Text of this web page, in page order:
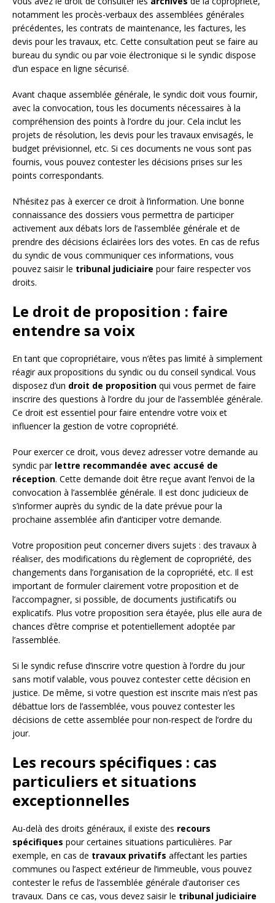
notamment les procès-verbaux des assemblées générales
précédentes, les contrats de maintenance, les factures, les
devis pour les travaux, etc. Cette consultation peut se faire au
bureau du syndic ou par voie électronique si le syndic dispose
d’un espace en ligne sécurisé.
Avant chaque assemblée générale, le syndic doit vous fournir,
avec la convocation, tous les documents nécessaires à la
compréhension des points à l’ordre du jour. Cela inclut les
projets de résolution, les devis pour les travaux envisagés, le
budget prévisionnel, etc. Si ces documents ne vous sont pas
fournis, vous pouvez contester les décisions prises sur les
points correspondants.
N’hésitez pas à exercer ce droit à l’information. Une bonne
connaissance des dossiers vous permettra de participer
activement aux débats lors de l’assemblée générale et de
prendre des décisions éclairées lors des votes. En cas de refus
du syndic de vous communiquer ces informations, vous
pouvez saisir le tribunal judiciaire pour faire respecter vos
droits.
Le droit de proposition : faire
entendre sa voix
En tant que copropriétaire, vous n’êtes pas limité à simplement
réagir aux propositions du syndic ou du conseil syndical. Vous
disposez d’un droit de proposition qui vous permet de faire
inscrire des questions à l’ordre du jour de l’assemblée générale.
Ce droit est essentiel pour faire entendre votre voix et
influencer la gestion de votre copropriété.
Pour exercer ce droit, vous devez adresser votre demande au
syndic par lettre recommandée avec accusé de
réception. Cette demande doit être reçue avant l’envoi de la
convocation à l’assemblée générale. Il est donc judicieux de
s’informer auprès du syndic de la date prévue pour la
prochaine assemblée afin d’anticiper votre demande.
Votre proposition peut concerner divers sujets : des travaux à
réaliser, des modifications du règlement de copropriété, des
changements dans l’organisation de la copropriété, etc. Il est
important de formuler clairement votre proposition et de
l’accompagner, si possible, de documents justificatifs ou
explicatifs. Plus votre proposition sera étayée, plus elle aura de
chances d’être comprise et potentiellement adoptée par
l’assemblée.
Si le syndic refuse d’inscrire votre question à l’ordre du jour
sans motif valable, vous pouvez contester cette décision en
justice. De même, si votre question est inscrite mais n’est pas
débattue lors de l’assemblée, vous pouvez contester les
décisions de cette assemblée pour non-respect de l’ordre du
jour.
Les recours spécifiques : cas
particuliers et situations
exceptionnelles
Au-delà des droits généraux, il existe des recours
spécifiques pour certaines situations particulières. Par
exemple, en cas de travaux privatifs affectant les parties
communes ou l’aspect extérieur de l’immeuble, vous pouvez
contester le refus de l’assemblée générale d’autoriser ces
travaux. Dans ce cas, vous devez saisir le tribunal judiciaire